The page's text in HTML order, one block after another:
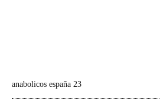
anabolicos españa 23